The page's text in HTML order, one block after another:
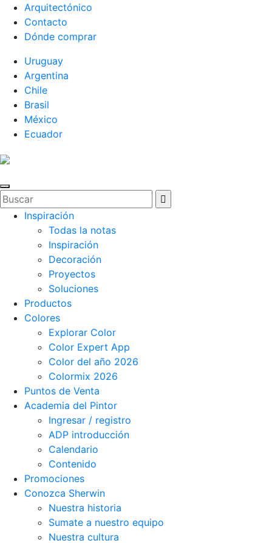
Arquitectónico
Contacto
Dónde comprar
Uruguay
Argentina
Chile
Brasil
México
Ecuador
Inspiración
Todas la notas
Inspiración
Decoración
Proyectos
Soluciones
Productos
Colores
Explorar Color
Color Expert App
Color del año 2026
Colormix 2026
Puntos de Venta
Academia del Pintor
Ingresar / registro
ADP introducción
Calendario
Contenido
Promociones
Conozca Sherwin
Nuestra historia
Sumate a nuestro equipo
Nuestra cultura